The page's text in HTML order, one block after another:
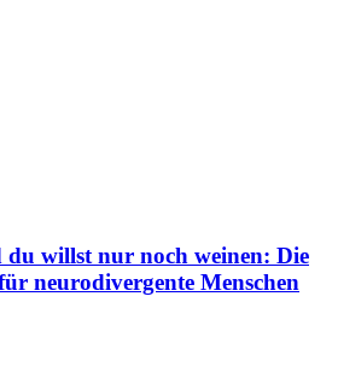
du willst nur noch weinen: Die
neurodivergente Menschen